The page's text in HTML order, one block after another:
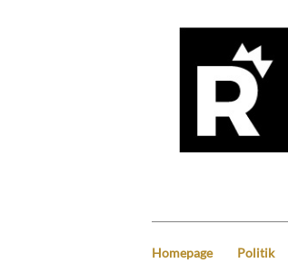
Homepage Politik